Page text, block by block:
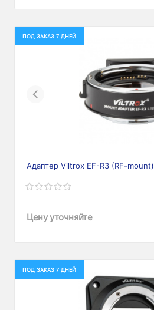
ПОД ЗАКАЗ 7 ДНЕЙ
Previous
Адаптер Viltrox EF-R3 (RF-mount)
Цену уточняйте
ПОД ЗАКАЗ 7 ДНЕЙ